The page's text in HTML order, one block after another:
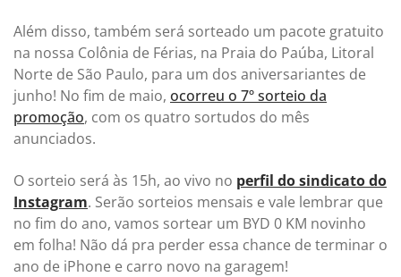
Além disso, também será sorteado um pacote gratuito
na nossa Colônia de Férias, na Praia do Paúba, Litoral
Norte de São Paulo, para um dos aniversariantes de
junho! No fim de maio, ocorreu o 7º sorteio da
promoção, com os quatro sortudos do mês
anunciados.
O sorteio será às 15h, ao vivo no perfil do sindicato do
Instagram. Serão sorteios mensais e vale lembrar que
no fim do ano, vamos sortear um BYD 0 KM novinho
em folha! Não dá pra perder essa chance de terminar o
ano de iPhone e carro novo na garagem!